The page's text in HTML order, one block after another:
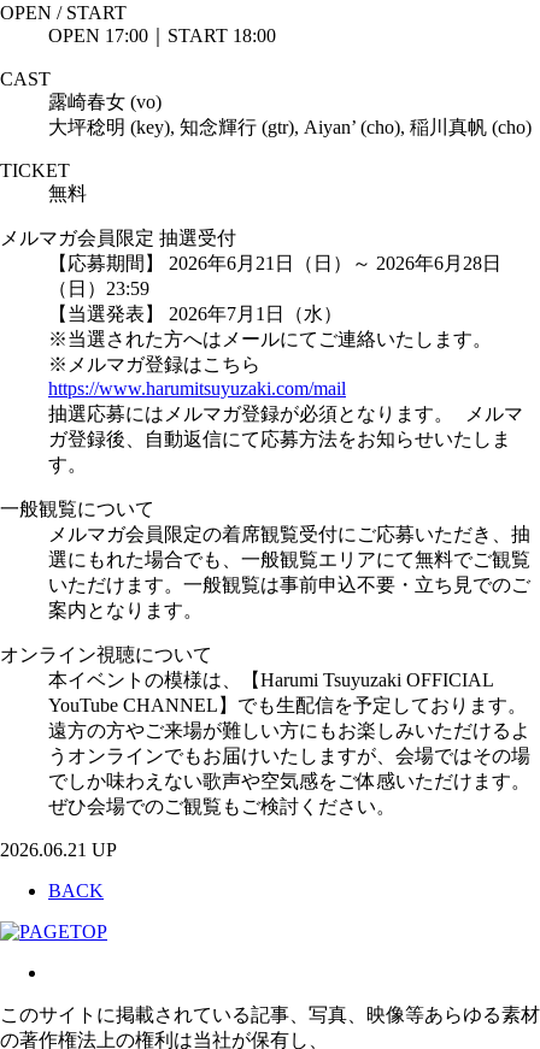
OPEN / START
OPEN 17:00｜START 18:00
CAST
露崎春女 (vo)
大坪稔明 (key), 知念輝行 (gtr), Aiyan’ (cho), 稲川真帆 (cho)
TICKET
無料
メルマガ会員限定 抽選受付
【応募期間】 2026年6月21日（日）～ 2026年6月28日
（日）23:59
【当選発表】 2026年7月1日（水）
※当選された方へはメールにてご連絡いたします。
※メルマガ登録はこちら
https://www.harumitsuyuzaki.com/mail
抽選応募にはメルマガ登録が必須となります。 メルマ
ガ登録後、自動返信にて応募方法をお知らせいたしま
す。
一般観覧について
メルマガ会員限定の着席観覧受付にご応募いただき、抽
選にもれた場合でも、一般観覧エリアにて無料でご観覧
いただけます。一般観覧は事前申込不要・立ち見でのご
案内となります。
オンライン視聴について
本イベントの模様は、【Harumi Tsuyuzaki OFFICIAL
YouTube CHANNEL】でも生配信を予定しております。
遠方の方やご来場が難しい方にもお楽しみいただけるよ
うオンラインでもお届けいたしますが、会場ではその場
でしか味わえない歌声や空気感をご体感いただけます。
ぜひ会場でのご観覧もご検討ください。
2026.06.21 UP
BACK
このサイトに掲載されている記事、写真、映像等あらゆる素材
の著作権法上の権利は当社が保有し、